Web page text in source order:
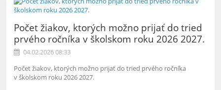
Počet žiakov, ktorých možno prijať do tried
prvého ročníka v školskom roku 2026 2027.
04.02.2026 08:33
Počet žiakov, ktorých možno prijať do tried prvého ročníka
v školskom roku 2026 2027.